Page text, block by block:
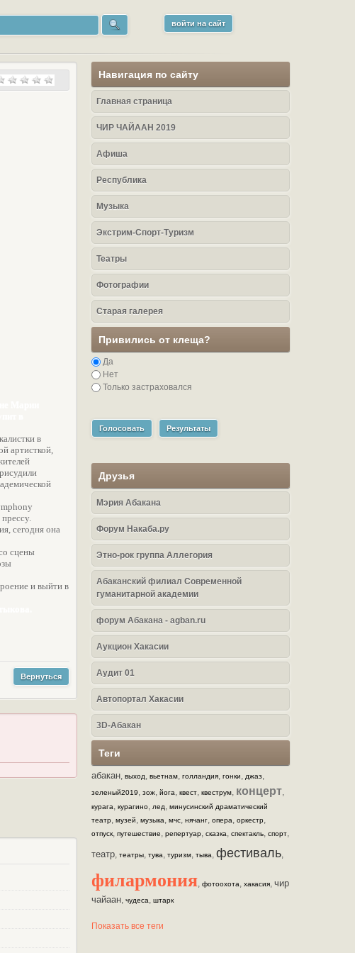
войти на сайт
в
артисткой,
сегодня она
сцены
и выйти в
Вернуться
Навигация по сайту
Главная страница
ЧИР ЧАЙААН 2019
Афиша
Республика
Музыка
Экстрим-Спорт-Туризм
Театры
Фотографии
Старая галерея
Привились от клеща?
Да
Нет
Только застраховался
Голосовать Результаты
Друзья
Мэрия Абакана
Форум Накаба.ру
Этно-рок группа Аллегория
Абаканский филиал Современной
гуманитарной академии
форум Абакана - agban.ru
Аукцион Хакасии
Аудит 01
Автопортал Хакасии
3D-Абакан
Теги
абакан, выход, вьетнам, голландия, гонки, джаз,
зеленый2019, зож, йога, квест, квеструм, концерт,
курага, курагино, лед, минусинский драматический
театр, музей, музыка, мчс, нячанг, опера, оркестр,
отпуск, путешествие, репертуар, сказка, спектакль, спорт,
театр, театры, тува, туризм, тыва, фестиваль,
филармония, фотоохота, хакасия, чир
чайаан, чудеса, штарк
Показать все теги